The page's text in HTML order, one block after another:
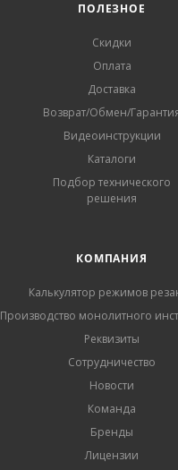
ПОЛЕЗНОЕ
Скидки
Оплата
Доставка
Возврат/Обмен/
Видеоинструкции
Каталоги
Подбор технического
решения
КОМПАНИЯ
Калькулятор режимов
Производство монолитного
Реквизиты
Сотрудничество
Новости
Команда
Бренды
Лицензии